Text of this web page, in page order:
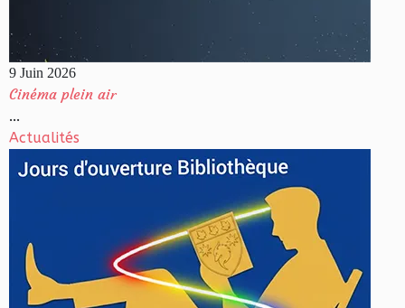
9 Juin 2026
Cinéma plein air
...
Actualités